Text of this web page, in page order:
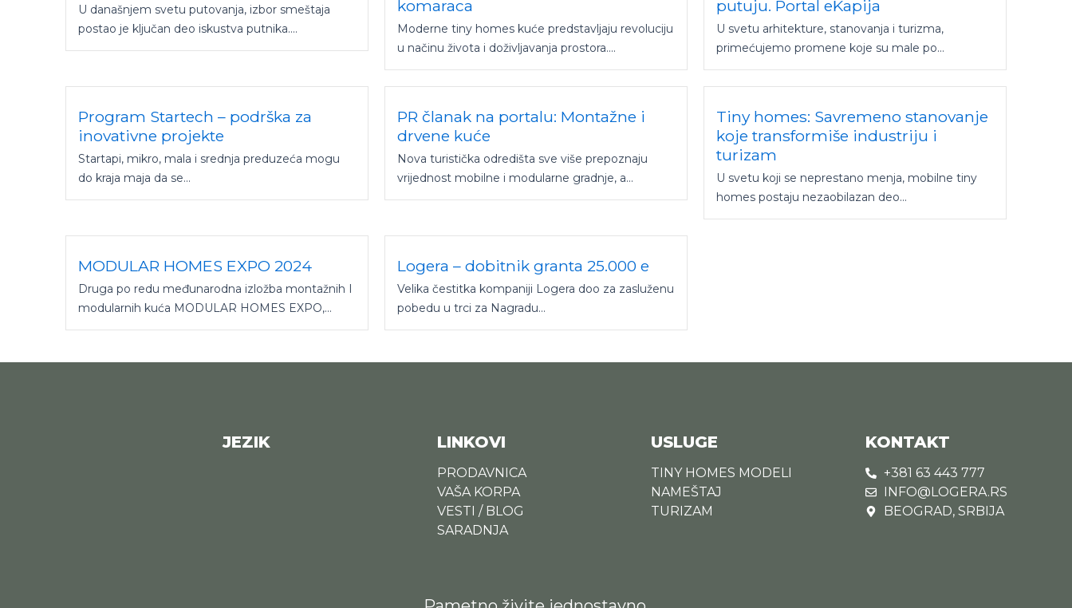
U današnjem svetu putovanja, izbor smeštaja
postao je ključan deo iskustva putnika....
komaraca
Moderne tiny homes kuće predstavljaju revoluciju
u načinu života i doživljavanja prostora....
putuju. Portal eKapija
U svetu arhitekture, stanovanja i turizma,
primećujemo promene koje su male po...
Program Startech – podrška za
inovativne projekte
Startapi, mikro, mala i srednja preduzeća mogu
do kraja maja da se...
PR članak na portalu: Montažne i
drvene kuće
Nova turistička odredišta sve više prepoznaju
vrijednost mobilne i modularne gradnje, a...
Tiny homes: Savremeno stanovanje
koje transformiše industriju i
turizam
U svetu koji se neprestano menja, mobilne tiny
homes postaju nezaobilazan deo...
MODULAR HOMES EXPO 2024
Druga po redu međunarodna izložba montažnih I
modularnih kuća MODULAR HOMES EXPO,...
Logera – dobitnik granta 25.000 e
Velika čestitka kompaniji Logera doo za zasluženu
pobedu u trci za Nagradu...
JEZIK LINKOVI
PRODAVNICA
VAŠA KORPA
VESTI / BLOG
SARADNJA
USLUGE
TINY HOMES MODELI
NAMEŠTAJ
TURIZAM
KONTAKT
+381 63 443 777
INFO@LOGERA.RS
BEOGRAD, SRBIJA